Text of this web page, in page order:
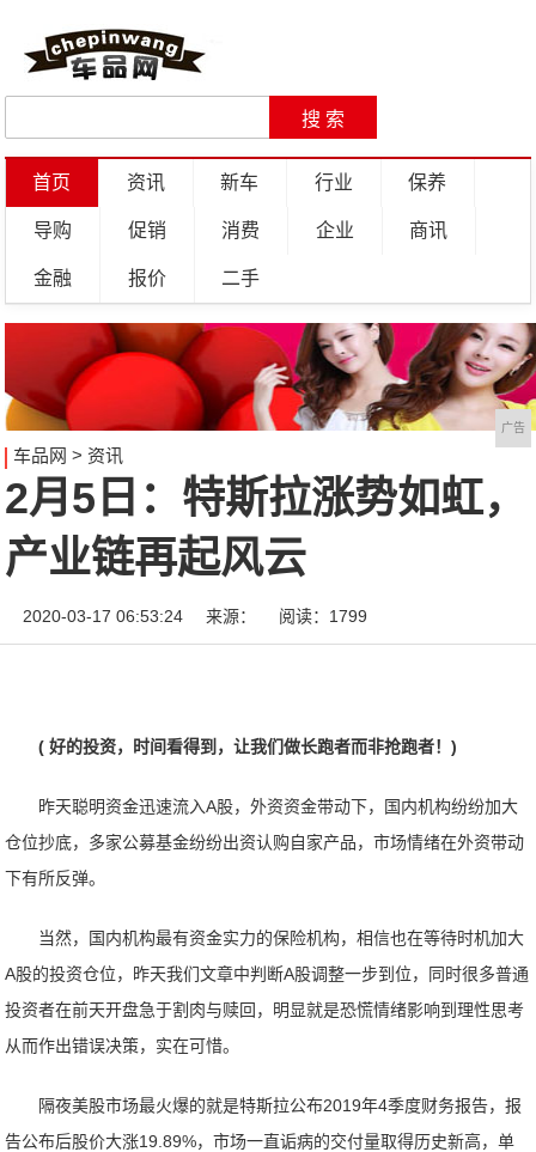
首页 资讯 新车 行业 保养
导购 促销 消费 企业 商讯
金融 报价 二手
广告
车品网 > 资讯
2月5日：特斯拉涨势如虹，
产业链再起风云
2020-03-17 06:53:24 来源： 阅读：1799
( 好的投资，时间看得到，让我们做长跑者而非抢跑者！)
昨天聪明资金迅速流入A股，外资资金带动下，国内机构纷纷加大
仓位抄底，多家公募基金纷纷出资认购自家产品，市场情绪在外资带动
下有所反弹。
当然，国内机构最有资金实力的保险机构，相信也在等待时机加大
A股的投资仓位，昨天我们文章中判断A股调整一步到位，同时很多普通
投资者在前天开盘急于割肉与赎回，明显就是恐慌情绪影响到理性思考
从而作出错误决策，实在可惜。
隔夜美股市场最火爆的就是特斯拉公布2019年4季度财务报告，报
告公布后股价大涨19.89%，市场一直诟病的交付量取得历史新高，单